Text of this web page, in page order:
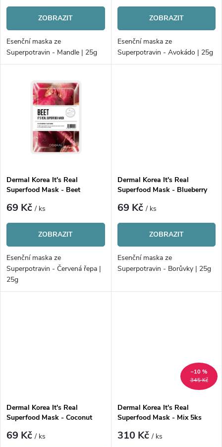
o
d
u
r
o
d
ZOBRAZIT
Esenční maska ze
Superpotravin - Mandle | 25g
ZOBRAZIT
Esenční maska ze
Superpotravin - Avokádo | 25g
Dermal Korea It's Real
Superfood Mask - Beet
69 Kč/ ks
ZOBRAZIT
Esenční maska ze
Superpotravin - Červená řepa |
25g
Dermal Korea It's Real
Superfood Mask - Blueberry
69 Kč/ ks
ZOBRAZIT
Esenční maska ze
Superpotravin - Borůvky | 25g
Dermal Korea It's Real
Superfood Mask - Coconut
69 Kč/ ks
345 Kč
–10 %
Dermal Korea It's Real
Superfood Mask - Mix 5ks
310 Kč/ ks